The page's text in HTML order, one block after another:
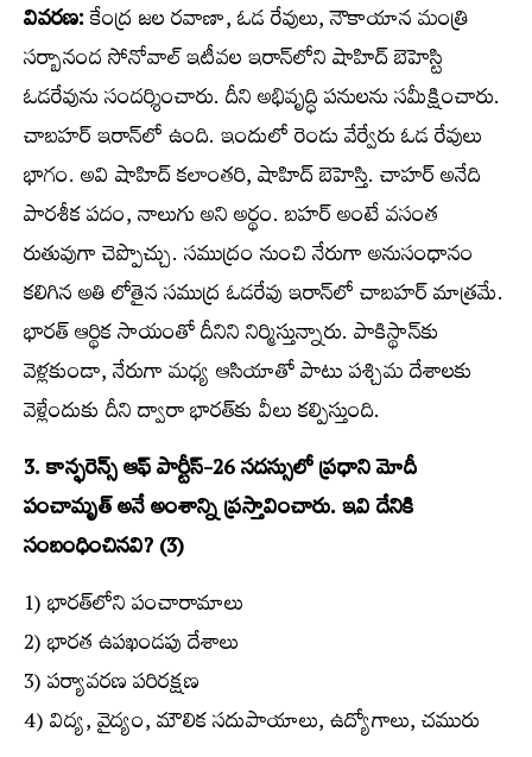
వివరణ:కేంద్ర జల రవాణా, ఓడ రేవులు, నౌకాయాన మంత్రి
సర్బానంద సోనోవాల్‌ ఇటీవల ఇరాన్‌లోని షాహిద్‌ బెహెస్టి
ఓడరేవును సందర్శించారు. దీని అభివృద్ధి పనులను సమీక్షించారు.
చాబహర్‌ ఇరాన్‌లో ఉంది. ఇందులో రెండు వేర్వేరు ఓడ రేవులు
భాగం. అవి షాహిద్‌ కలాంతరి, షాహిద్‌ బెహెస్తి. చాహర్‌ అనేది
పారశీక పదం, నాలుగు అని అర్థం. బహర్‌ అంటే వసంత
రుతువుగా చెప్పొచ్చు. సముద్రం నుంచి నేరుగా అనుసంధానం
కలిగిన అతి లోతైన సముద్ర ఓడరేవు ఇరాన్‌లో చాబహర్‌ మాత్రమే.
భారత్‌ ఆర్థిక సాయంతో దీనిని నిర్మిస్తున్నారు. పాకిస్థాన్‌కు
వెళ్లకుండా, నేరుగా మధ్య ఆసియాతో పాటు పశ్చిమ దేశాలకు
వెళ్లేందుకు దీని ద్వారా భారత్‌కు వీలు కల్పిస్తుంది.
3. కాన్ఫరెన్స్​‍ ఆఫ్‌ పార్టీస్-26 సదస్సులో ప్రధాని మోదీ
పంచామృత్‌ అనే అంశాన్ని ప్రస్తావించారు. ఇవి దేనికి
సంబంధించినవి? (3)
1) భారత్‌లోని పంచారామాలు
2) భారత ఉపఖండపు దేశాలు
3) పర్యావరణ పరిరక్షణ
4) విద్య, వైద్యం, మౌలిక సదుపాయాలు, ఉద్యోగాలు, చమురు